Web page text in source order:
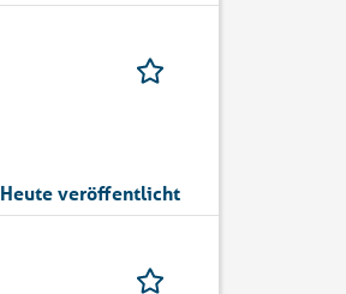
Heute veröffentlicht